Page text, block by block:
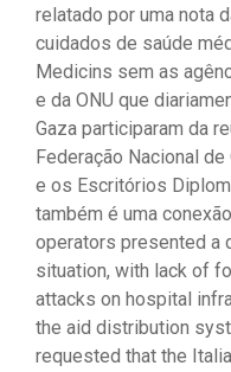
relatado por uma nota
cuidados de saúde
Medicins sem as
e da ONU que
Gaza participaram da
Federação Nacional
e os Escritórios
também é uma
operators presented a
situation, with lack of
attacks on hospital
the aid distribution
requested that the